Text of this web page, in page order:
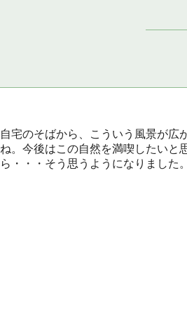
自宅のそばから、こういう風景が広
ね。今後はこの自然を満喫したいと
ら・・・そう思うようになりました